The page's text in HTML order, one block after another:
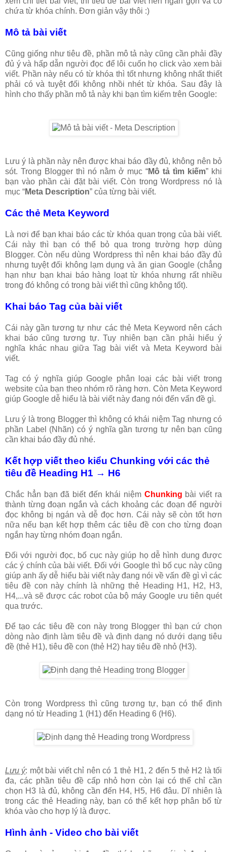
chứa từ khóa chính. Đơn giản vậy thôi :)
Mô tả bài viết
Cũng giống như tiêu đề, phần mô tả này cũng cần phải đầy
đủ ý và hấp dẫn người đọc để lôi cuốn họ click vào xem bài
viết. Phần này nếu có từ khóa thì tốt nhưng không nhất thiết
phải có và tuyệt đối không nhồi nhét từ khóa. Sau đây là
hình cho thấy phần mô tả này khi bạn tìm kiếm trên Google:
Lưu ý là phần này nên được khai báo đầy đủ, không nên bỏ
sót. Trong Blogger thì nó nằm ở mục “Mô tả tìm kiếm” khi
bạn vào phần cài đặt bài viết. Còn trong Wordpress nó là
mục “Meta Description” của từng bài viết.
Các thẻ Meta Keyword
Là nơi để bạn khai báo các từ khóa quan trọng của bài viết.
Cái này thì bạn có thể bỏ qua trong trường hợp dùng
Blogger. Còn nếu dùng Wordpress thì nên khai báo đầy đủ
nhưng tuyệt đối không lạm dụng và ăn gian Google (chẳng
hạn như bạn khai báo hàng loạt từ khóa nhưng rất nhiều
trong đó không có trong bài viết thì cũng không tốt).
Khai báo Tag của bài viết
Cái này gần tương tự như các thẻ Meta Keyword nên cách
khai báo cũng tương tự. Tuy nhiên bạn cần phải hiểu ý
nghĩa khác nhau giữa Tag bài viết và Meta Keyword bài
viết.
Tag có ý nghĩa giúp Google phân loại các bài viết trong
website của bạn theo nhóm rõ ràng hơn. Còn Meta Keyword
giúp Google dễ hiểu là bài viết này đang nói đến vấn đề gì.
Lưu ý là trong Blogger thì không có khái niệm Tag nhưng có
phần Label (Nhãn) có ý nghĩa gần tương tự nên bạn cũng
cần khai báo đầy đủ nhé.
Kết hợp viết theo kiểu Chunking với các thẻ
tiêu đề Heading H1 → H6
Chắc hẳn bạn đã biết đến khái niệm Chunking bài viết ra
thành từng đoạn ngắn và cách khoảng các đoạn để người
đọc không bị ngán và dễ đọc hơn. Cái này sẽ còn tốt hơn
nữa nếu bạn kết hợp thêm các tiêu đề con cho từng đoạn
ngắn hay từng nhóm đoạn ngắn.
Đối với người đọc, bố cục này giúp họ dễ hình dung được
các ý chính của bài viết. Đối với Google thì bố cục này cũng
giúp anh ấy dễ hiểu bài viết này đang nói về vấn đề gì vì các
tiêu đề con này chính là những thẻ Heading H1, H2, H3,
H4,...và sẽ được các robot của bộ máy Google ưu tiên quét
qua trước.
Để tạo các tiêu đề con này trong Blogger thì bạn cứ chọn
dòng nào định làm tiêu đề và định dạng nó dưới dạng tiêu
đề (thẻ H1), tiêu đề con (thẻ H2) hay tiêu đề nhỏ (H3).
Còn trong Wordpress thì cũng tương tự, bạn có thể định
dạng nó từ Heading 1 (H1) đến Heading 6 (H6).
Lưu ý: một bài viết chỉ nên có 1 thẻ H1, 2 đến 5 thẻ H2 là tối
đa, các phần tiêu đề cấp nhỏ hơn còn lại có thể chỉ cần
chọn H3 là đủ, không cần đến H4, H5, H6 đâu. Dĩ nhiên là
trong các thẻ Heading này, bạn có thể kết hợp phân bố từ
khóa vào cho hợp lý là được.
Hình ảnh - Video cho bài viết